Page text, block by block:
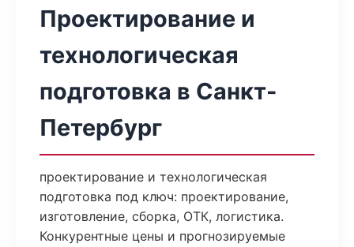
Проектирование и
технологическая
подготовка в Санкт-
Петербург
проектирование и технологическая
подготовка под ключ: проектирование,
изготовление, сборка, ОТК, логистика.
Конкурентные цены и прогнозируемые